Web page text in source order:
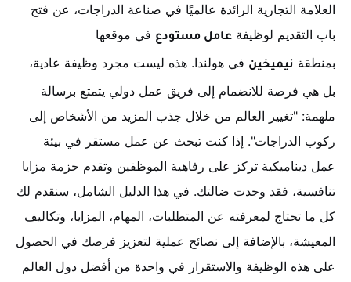
العلامة التجارية الرائدة عالميًا في صناعة الدراجات، عن فتح
باب التقديم لوظيفة عامل مستودع في موقعها
بمنطقة نيميخين في هولندا. هذه ليست مجرد وظيفة عادية،
بل هي فرصة للانضمام إلى فريق عمل دولي يتمتع برسالة
ملهمة: "تغيير العالم من خلال جذب المزيد من الأشخاص إلى
ركوب الدراجات". إذا كنت تبحث عن عمل مستقر في بيئة
عمل ديناميكية تركز على رفاهية الموظفين وتقدم حزمة مزايا
تنافسية، فقد وجدت ضالتك. في هذا الدليل الشامل، سنقدم لك
كل ما تحتاج لمعرفته عن المتطلبات، المهام، المزايا، وتكاليف
المعيشة، بالإضافة إلى نصائح عملية لتعزيز فرصك في الحصول
على هذه الوظيفة والاستقرار في واحدة من أفضل دول العالم